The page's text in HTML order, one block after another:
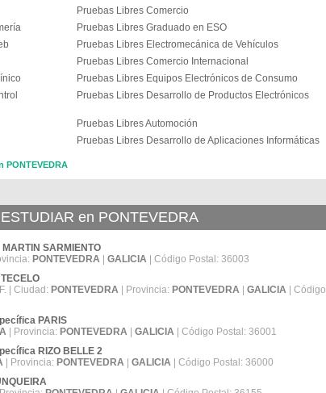
Pruebas Libres Comercio
Pruebas Libres Graduado en ESO
Pruebas Libres Electromecánica de Vehículos
Pruebas Libres Comercio Internacional
Pruebas Libres Equipos Electrónicos de Consumo
Pruebas Libres Desarrollo de Productos Electrónicos
Pruebas Libres Automoción
Pruebas Libres Desarrollo de Aplicaciones Informáticas
PONTEVEDRA
en PONTEVEDRA
SARMIENTO
PONTEVEDRA GALICIA | Código Postal: 36003
| Ciudad: PONTEVEDRA | Provincia: PONTEVEDRA GALICIA | Código
PARIS
| Provincia: PONTEVEDRA GALICIA | Código Postal: 36001
RIZO BELLE 2
| Provincia: PONTEVEDRA GALICIA | Código Postal: 36000